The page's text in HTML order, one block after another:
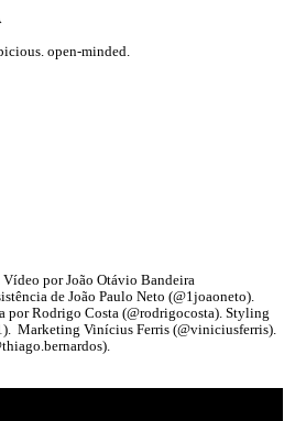
open-minded.
por João Otávio Bandeira
de João Paulo Neto (@1joaoneto).
por Rodrigo Costa (@rodrigocosta). Styling
Marketing Vinícius Ferris (@viniciusferris).